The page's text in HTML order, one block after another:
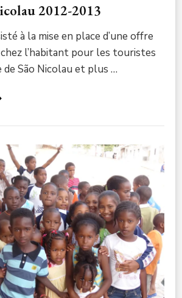
2012-2013
à la mise en place d’une offre
l’habitant pour les touristes
de São Nicolau et plus …